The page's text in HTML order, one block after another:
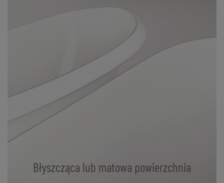
Błyszcząca lub matowa powierzchnia